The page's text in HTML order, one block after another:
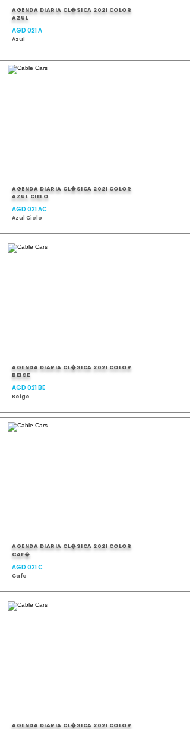
AGENDA DIARIA CL�SICA 2021 COLOR
AZUL
AGD 021 A
Azul
AGENDA DIARIA CL�SICA 2021 COLOR
AZUL CIELO
AGD 021 AC
Azul Cielo
AGENDA DIARIA CL�SICA 2021 COLOR
BEIGE
AGD 021 BE
Beige
AGENDA DIARIA CL�SICA 2021 COLOR
CAF�
AGD 021 C
Cafe
AGENDA DIARIA CL�SICA 2021 COLOR